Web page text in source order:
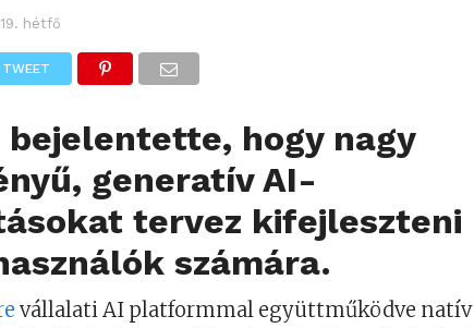
hétfő
TWEET
bejelentette, hogy nagy
generatív AI-
tervez kifejleszteni
számára.
vállalati AI platformmal együttműködve natív